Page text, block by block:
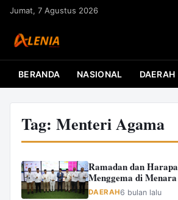
u
Jumat, 7 Agustus 2026
BERANDA NASIONAL DAERAH
Tag: Menteri Agama
Ramadan dan
Menggema di
DAERAH6 bulan lalu